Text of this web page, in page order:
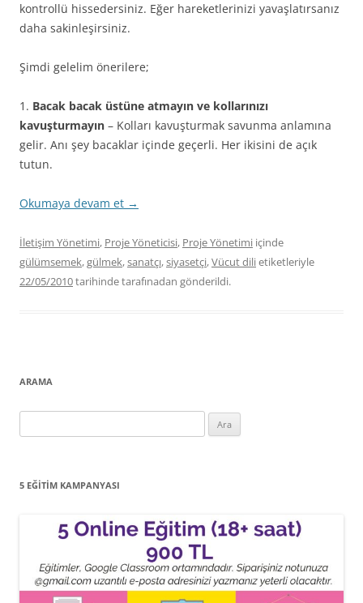
kontrollü hissedersiniz. Eğer hareketlerinizi yavaşlatırsanız
daha sakinleşirsiniz.
Şimdi gelelim önerilere;
1. Bacak bacak üstüne atmayın ve kollarınızı
kavuşturmayın – Kolları kavuşturmak savunma anlamına
gelir. Anı şey bacaklar içinde geçerli. Her ikisini de açık
tutun.
Okumaya devam et →
İletişim Yönetimi, Proje Yöneticisi, Proje Yönetimi içinde
gülümsemek,gülmek,sanatçı,siyasetçi,Vücut dilietiketleriyle
22/05/2010tarihindetarafınadan gönderildi.
ARAMA
5 EĞITIM KAMPANYASI